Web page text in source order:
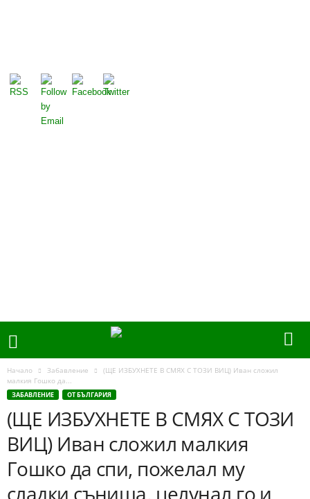
Начало Забавление
(ЩЕ ИЗБУХНЕТЕ В СМЯХ С ТОЗИ ВИЦ) Иван сложил
малкия Гошко да...
ЗАБАВЛЕНИЕ ОТ БЪЛГАРИЯ
(ЩЕ ИЗБУХНЕТЕ В СМЯХ С ТОЗИ
ВИЦ) Иван сложил малкия
Гошко да спи, пожелал му
сладки сънища, целунал го и